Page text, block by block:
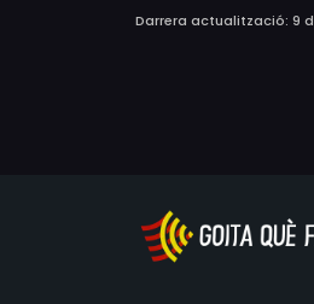
Braverman, Scott Getlin
Darrera actualització: 9